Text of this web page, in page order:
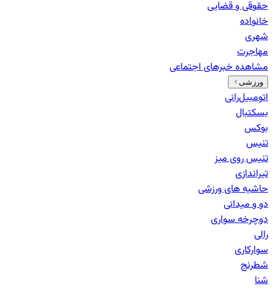
حقوقی و قضایی
خانواده
شهری
مهاجرت
مشاهده خبرهایاجتماعی
ورزشی
اتومبیل‌رانی
بسکتبال
بوکس
تنیس
تنیس روی میز
تیراندازی
حاشیه های ورزشی
دو و میدانی
دوچرخه سواری
رالی
سوارکاری
شطرنج
شنا